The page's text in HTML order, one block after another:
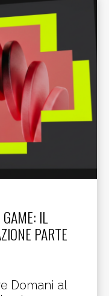
IL
PARTE
Domani al